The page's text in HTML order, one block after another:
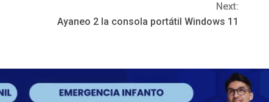
Next:
Ayaneo 2 la consola portátil Windows 11